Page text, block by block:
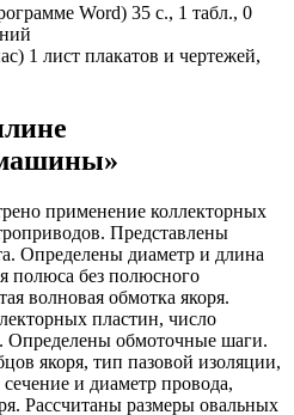
Word) 35 с., 1 табл., 0
1 лист плакатов и чертежей,
применение коллекторных
Представлены
Определены диаметр и длина
полюса без полюсного
волновая обмотка якоря.
пластин, число
Определены обмоточные шаги.
якоря, тип пазовой изоляции,
и диаметр провода,
Рассчитаны размеры овальных